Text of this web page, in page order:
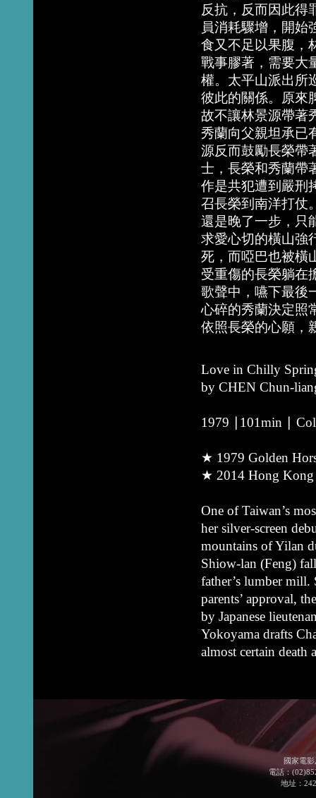
反抗，反而因此得
員消耗驟增，開始
食又不足以果腹，
戰事膠著，需要大
權。太平山派出所
彼此的關係。原來
故不讓林景源帶著
秀蘭向父親坦承已
源反而鼓勵長榮帶
士，長榮和秀蘭帶
作是共犯遭到嚴刑
召長榮到南洋打仗
還是晚了一步，只
求愛心切的橫山強
死，而啞巴也被橫
受重傷的長榮躺在
歌聲中，嚥下最後
心碎的秀蘭決定照
依照長榮的心願，
Love in Chilly
by CHEN Chun-
1979 ∣101min ∣
★ 1979 Golden
★ 2014 Hong Kong
One of Taiwan’s
her silver-screen
mountains of Yilan
Shiow-lan (Feng)
father’s lumber
parents’ approval,
by Japanese
Yokoyama drafts
almost certain death
國家電
電話：
地址：